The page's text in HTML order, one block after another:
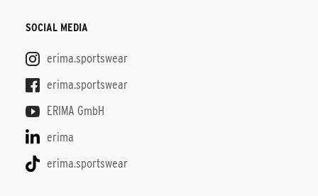
SOCIAL MEDIA
erima.sportswear
erima.sportswear
ERIMA GmbH
erima
erima.sportswear